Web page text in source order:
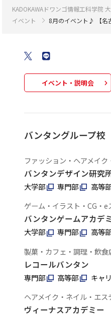
KADOKAWAドワンゴ情報工科学院
イベント
8月のイベント♪ 【名
イベント・説明会
バンタングループ校
ファッション・ヘアメイ
バンタンデザイン研究
大学部 専門部 高等
ゲーム・イラスト・CG・e
バンタンゲームアカデ
大学部 専門部 高等
製菓・カフェ・調理・飲食
レコールバンタン
専門部 高等部
キャ
ヘアメイク・ネイル・エ
ヴィーナスアカデミー